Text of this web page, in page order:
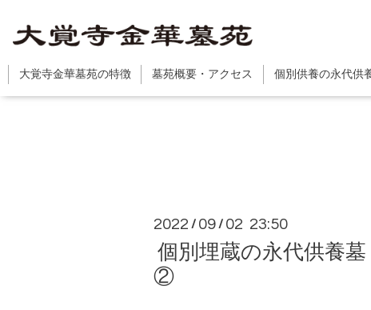
大覚寺金華墓苑の特徴 墓苑概要・アクセス 個別供養の永代供
2022 / 09 / 02 23:50
個別埋蔵の永代供養
②